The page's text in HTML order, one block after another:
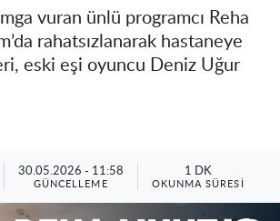
vuran ünlü programcı Reha
rahatsızlanarak hastaneye
eski eşi oyuncu Deniz Uğur
30.05.2026 - 11:58
GÜNCELLEME
1 DK
OKUNMA SÜRESI
Durumu ve Fikstür